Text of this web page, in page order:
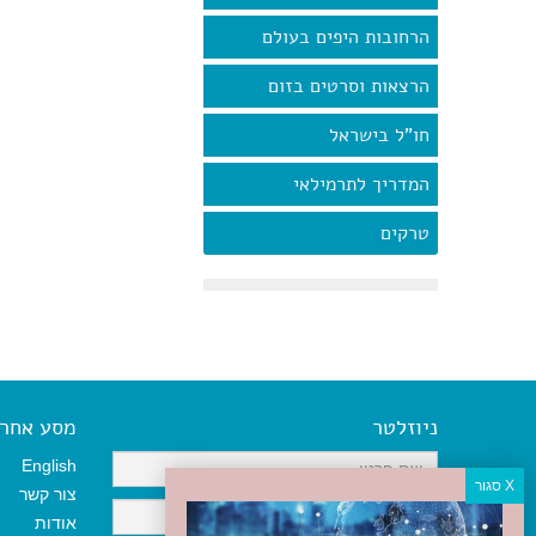
הרחובות היפים בעולם
הרצאות וסרטים בזום
חו"ל בישראל
המדריך לתרמילאי
טרקים
ניוזלטר מסע אחר
English
צור קשר
אודות